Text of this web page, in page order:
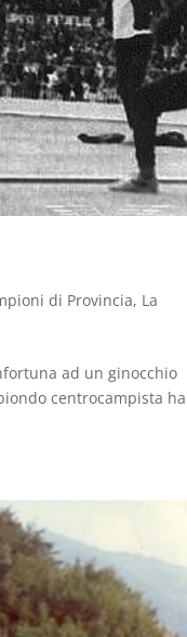
di Provincia, La
ad un ginocchio
centrocampista ha